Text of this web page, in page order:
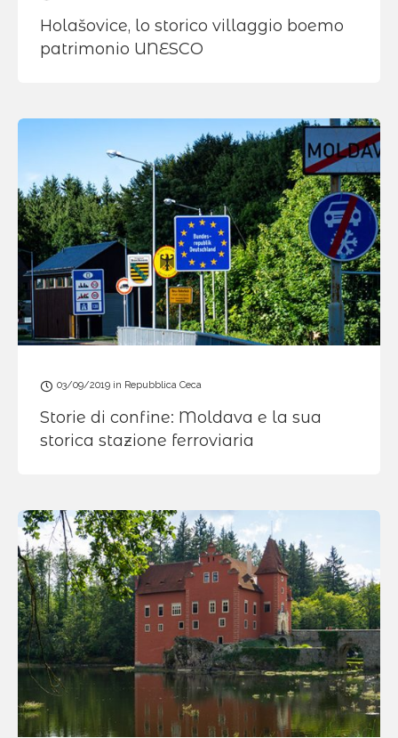
Holašovice, lo storico villaggio boemo
patrimonio UNESCO
03/09/2019 in Repubblica Ceca
Storie di confine: Moldava e la sua
storica stazione ferroviaria